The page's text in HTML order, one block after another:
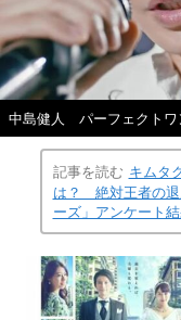
中島健人 パーフェクトワ
記事を読む キムタ
は？ 絶対王者の退
ーズ」アンケート